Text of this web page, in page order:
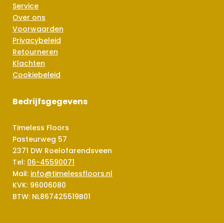
Service
Over ons
Voorwaarden
Privacybeleid
Retourneren
Klachten
Cookiebeleid
Bedrijfsgegevens
Timeless Floors
Pasteurweg 57
2371 DW Roelofarendsveen
Tel: 06-45590071
Mail: info@timelessfloors.nl
KVK: 96006080
BTW: NL867425519B01